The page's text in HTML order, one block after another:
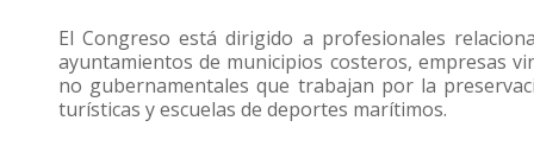
El Congreso está dirigido a profesionales
ayuntamientos de municipios costeros, empresas
no gubernamentales que trabajan por la
turísticas y escuelas de deportes marítimos.